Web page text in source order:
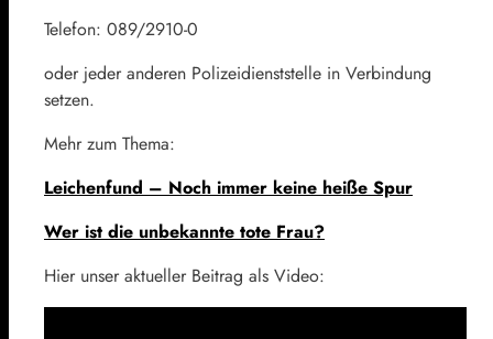
Telefon: 089/2910-0
oder jeder anderen Polizeidienststelle in Verbindung
setzen.
Mehr zum Thema:
Leichenfund – Noch immer keine heiße Spur
Wer ist die unbekannte tote Frau?
Hier unser aktueller Beitrag als Video: